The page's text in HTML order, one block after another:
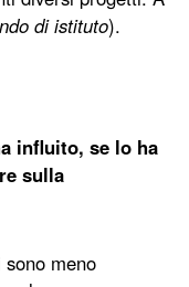
di istituto).
influito, se lo ha
sulla
meno